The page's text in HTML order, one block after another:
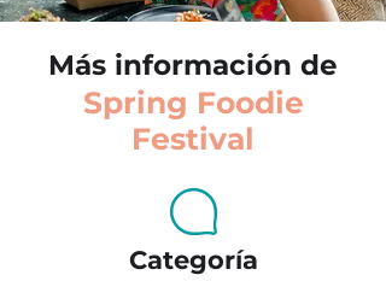
Más información de
Spring Foodie
Festival
Categoría